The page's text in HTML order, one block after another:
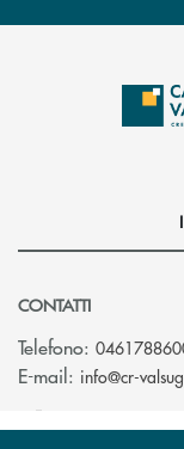
CONTATTI
Telefono:
E-mail: info@cr-